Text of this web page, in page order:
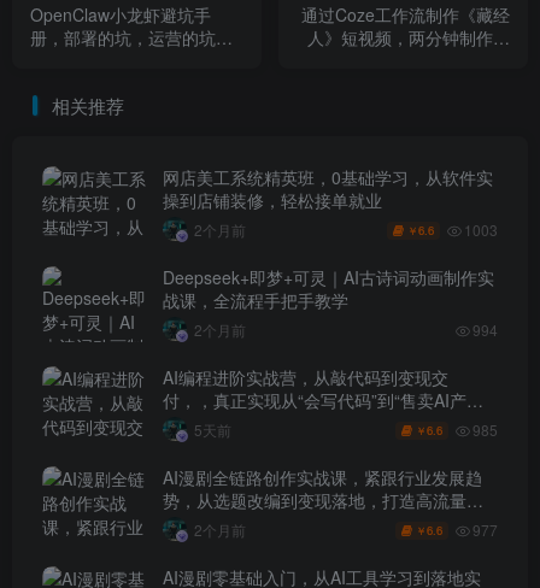
OpenClaw小龙虾避坑手
册，部署的坑，运营的坑，
通过Coze工作流制作《藏经
人》短视频，两分钟制作完
相关推荐
网店美工系统精英班，0基础学习，从软件实
操到店铺装修，轻松接单就业
2个月前 ￥6.6 1003
Deepseek+即梦+可灵｜AI古诗词动画制作实
战课，全流程手把手教学
2个月前 994
AI编程进阶实战营，从敲代码到变现交
付，，真正实现从“会写代码”到“售卖AI产品
盈利”的跨越
5天前 ￥6.6 985
AI漫剧全链路创作实战课，紧跟行业发展趋
势，从选题改编到变现落地，打造高流量优
质作品2个月前 ￥6.6 977
AI漫剧零基础入门，从AI工具学习到落地实